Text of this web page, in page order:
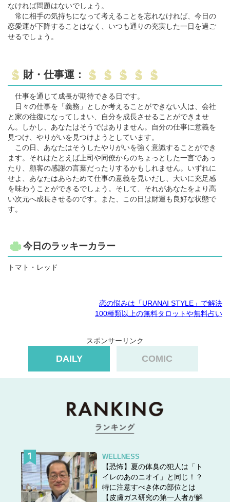
なければ問題はないでしょう。
常に相手の気持ちになって考えることを忘れなければ、今日の
恋愛運が下降することはなく、いつも通りの充実した一日を過ご
せるでしょう。
財・仕事運：
仕事を通じて成長が期待できる日です。
日々の仕事を「義務」としか考えることができない人は、会社
と家の往復になってしまい、自分を成長させることができませ
ん。しかし、あなたはそうではありません。自分の仕事に意義を
見つけ、やりがいを見つけようとしています。
この日、あなたはそうしたやりがいを強く意識することができ
ます。それはたとえば上司や同僚からのちょっとした一言であっ
たり、顧客の感謝の言葉だったりするかもしれません。いずれに
せよ、あなたはあらためて仕事の意義を見いだし、大いに充足感
を味わうことができるでしょう。そして、それがあなたをより高
い次元へ成長させるのです。また、この日は財運も良好な状態で
す。
今日のラッキーカラー
トマト・レッド
恋の悩みは「URANAI STYLE」で解決
100種類以上の無料タロットや無料占い
スポンサーリンク
DAILY COMIC
WELLNESS
【恐怖】夏の体臭の犯人は「ト
イレのあのニオイ」と同じ！？
特に注意すべき体の部位とは
【皮膚ガス研究の第一人者が解